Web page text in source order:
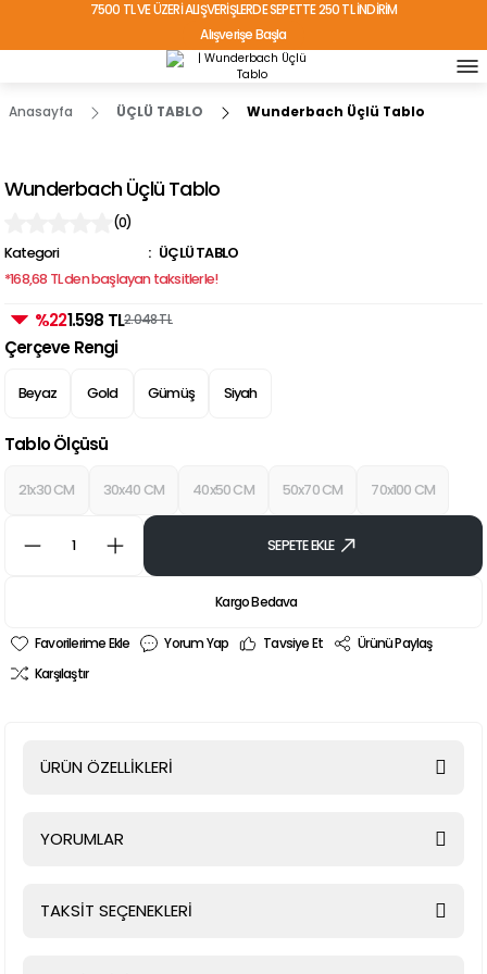
7500 TL VE ÜZERİ ALIŞVERİŞLERDE SEPETTE 250 TL İNDİRİM
Alışverişe Başla
TÜRKİYE'NİN HER YERİNE ÜCRETSİZ KARGO!
Anasayfa ÜÇLÜ TABLO Wunderbach Üçlü Tablo
Wunderbach Üçlü Tablo
(0)
Kategori
ÜÇLÜ TABLO
*168,68 TL den başlayan taksitlerle!
%221.598 TL2.048 TL
Çerçeve Rengi
Beyaz Gold Gümüş Siyah
Tablo Ölçüsü
21x30 CM 30x40 CM 40x50 CM 50x70 CM 70x100 CM
SEPETE EKLE
Kargo Bedava
Yorum Yap Tavsiye Et
Ürünü Paylaş
Karşılaştır
ÜRÜN ÖZELLİKLERİ
YORUMLAR
TAKSİT SEÇENEKLERİ